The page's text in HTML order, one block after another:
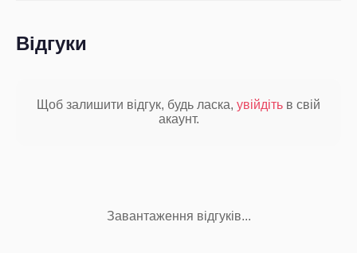
Відгуки
Щоб залишити відгук, будь ласка, увійдіть в свій
акаунт.
Завантаження відгуків...